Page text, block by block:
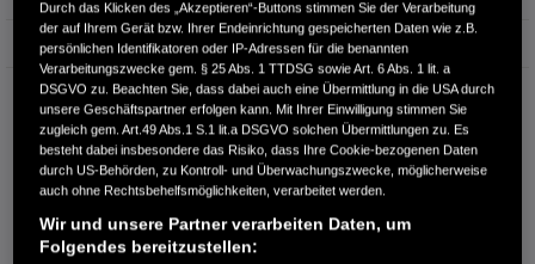
Bauart Coupé
DIETER STACHOWIAK GMBH & CO. KG
Potsdamer Str. 9a
15711 Königs Wusterhausen
RUFEN SIE UNS AN:
03375 / 24260
Durch das Klicken des „Akzeptieren“-Buttons stimmen Sie der Verarbeitung
der auf Ihrem Gerät bzw. Ihrer Endeinrichtung gespeicherten Daten wie z.B.
persönlichen Identifikatoren oder IP-Adressen für die benannten
Verarbeitungszwecke gem. § 25 Abs. 1 TTDSG sowie Art. 6 Abs. 1 lit. a
DSGVO zu. Beachten Sie, dass dabei auch eine Übermittlung in die USA durch
unsere Geschäftspartner erfolgen kann. Mit Ihrer Einwilligung stimmen Sie
zugleich gem. Art.49 Abs.1 S.1 lit.a DSGVO solchen Übermittlungen zu. Es
besteht dabei insbesondere das Risiko, dass Ihre Cookie-bezogenen Daten
durch US-Behörden, zu Kontroll- und Überwachungszwecke, möglicherweise
auch ohne Rechtsbehelfsmöglichkeiten, verarbeitet werden.
Wir und unsere Partner verarbeiten Daten, um
Folgendes bereitzustellen: